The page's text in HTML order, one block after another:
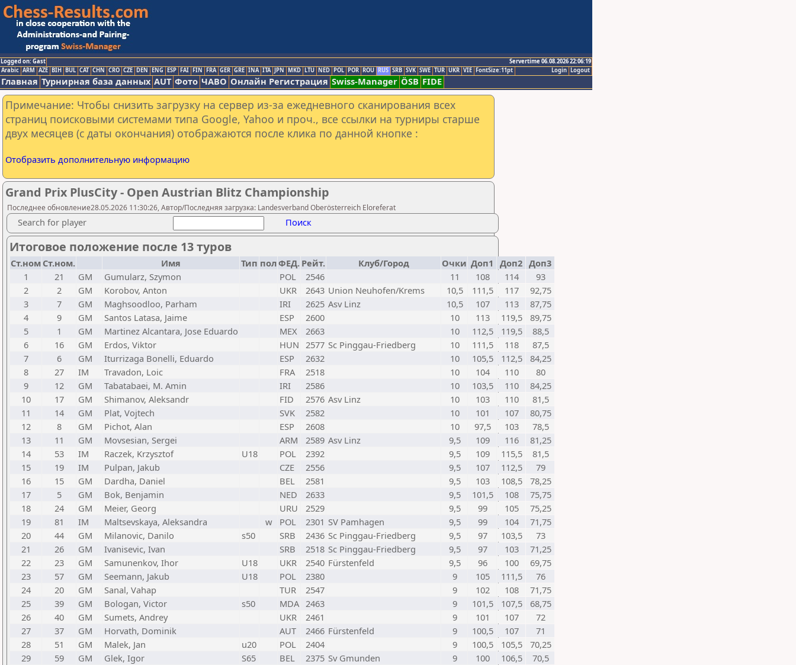
Logged on: Gast
Servertime 06.08.2026 22:06:19
Logout
Login
Arabic ARM AZE BIH BUL CAT CHN CRO CZE DEN ENG ESP FAI FIN FRA GER GRE INA ITA JPN MKD LTU NED POL POR ROU RUS SRB SVK SWE TUR UKR VIE FontSize:11pt
Главная Турнирная база данных AUT Фото ЧАВО Онлайн Регистрация Swiss-Manager ÖSB FIDE
Примечание: Чтобы снизить загрузку на сервер из-за ежедневного сканирования всех
страниц поисковыми системами типа Google, Yahoo и проч., все ссылки на турниры старше
двух месяцев (с даты окончания) отображаются после клика по данной кнопке :
Отобразить дополнительную информацию
Grand Prix PlusCity - Open Austrian Blitz Championship
Последнее обновление28.05.2026 11:30:26, Автор/Последняя загрузка: Landesverband Oberösterreich Eloreferat
Search for player Поиск
Итоговое положение после 13 туров
Ст.ном Ст.ном. Имя Тип полФЕД. Рейт. Клуб/Город Очки Доп1 Доп2 Доп3
1
21 GM Gumularz, Szymon POL 2546 11 108 114
93
2
2 GM Korobov, Anton UKR 2643 Union Neuhofen/Krems 10,5 111,5 117
92,75
3
7 GM Maghsoodloo, Parham IRI 2625 Asv Linz 10,5 107 113
87,75
4
9 GM Santos Latasa, Jaime ESP 2600 10 113 119,5
89,75
5
1 GM Martinez Alcantara, Jose Eduardo MEX 2663 10 112,5 119,5
88,5
6
16 GM Erdos, Viktor HUN 2577 Sc Pinggau-Friedberg 10 111,5 118
87,5
7
6 GM Iturrizaga Bonelli, Eduardo ESP 2632 10 105,5 112,5
84,25
8
27 IM Travadon, Loic FRA 2518 10 104 110
80
9
12 GM Tabatabaei, M. Amin IRI 2586 10 103,5 110
84,25
10
17 GM Shimanov, Aleksandr FID 2576 Asv Linz 10 103 110
81,5
11
14 GM Plat, Vojtech SVK 2582 10 101 107
80,75
12
8 GM Pichot, Alan ESP 2608 10 97,5 103
78,5
13
11 GM Movsesian, Sergei ARM 2589 Asv Linz 9,5 109 116
81,25
14
53 IM Raczek, Krzysztof U18 POL 2392 9,5 109 115,5
81,5
15
19 IM Pulpan, Jakub CZE 2556 9,5 107 112,5
79
16
15 GM Dardha, Daniel BEL 2581 9,5 103 108,5
78,25
17
5 GM Bok, Benjamin NED 2633 9,5 101,5 108
75,75
18
24 GM Meier, Georg URU 2529 9,5 99 105
75,25
19
81 IM Maltsevskaya, Aleksandra w POL 2301 SV Pamhagen 9,5 99 104
71,75
20
44 GM Milanovic, Danilo s50 SRB 2436 Sc Pinggau-Friedberg 9,5 97 103,5
73
21
26 GM Ivanisevic, Ivan SRB 2518 Sc Pinggau-Friedberg 9,5 97 103
71,25
22
23 GM Samunenkov, Ihor U18 UKR 2540 Fürstenfeld 9,5 96 100
69,75
23
57 GM Seemann, Jakub U18 POL 2380 9 105 111,5
76
24
20 GM Sanal, Vahap TUR 2547 9 102 108
71,75
25
39 GM Bologan, Victor s50 MDA 2463 9 101,5 107,5
68,75
26
40 GM Sumets, Andrey UKR 2461 9 101 107
72
27
37 GM Horvath, Dominik AUT 2466 Fürstenfeld 9 100,5 107
71
28
51 GM Malek, Jan u20 POL 2404 9 100,5 105,5
70,25
29
59 GM Glek, Igor S65 BEL 2375 Sv Gmunden 9 100 106,5
70,5